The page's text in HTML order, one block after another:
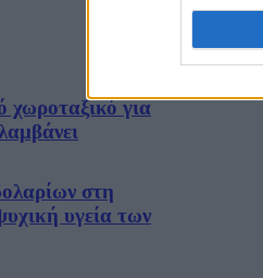
χωροταξικό για
στη
υγεία των